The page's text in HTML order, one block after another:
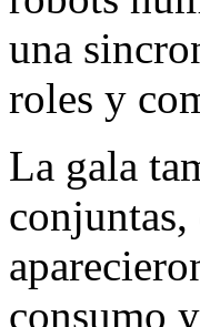
una
roles y
La gala
consumo